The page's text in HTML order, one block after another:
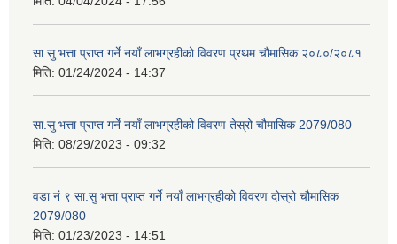
सा.सु भत्ता प्राप्त गर्ने नयाँ लाभग्रहीको विवरण प्रथम चौमासिक २०८०/२०८१
मिति: 01/24/2024 - 14:37
सा.सु भत्ता प्राप्त गर्ने नयाँ लाभग्रहीको विवरण तेस्रो चौमासिक 2079/080
मिति: 08/29/2023 - 09:32
वडा नं ९ सा.सु भत्ता प्राप्त गर्ने नयाँ लाभग्रहीको विवरण दोस्रो चौमासिक
2079/080
मिति: 01/23/2023 - 14:51